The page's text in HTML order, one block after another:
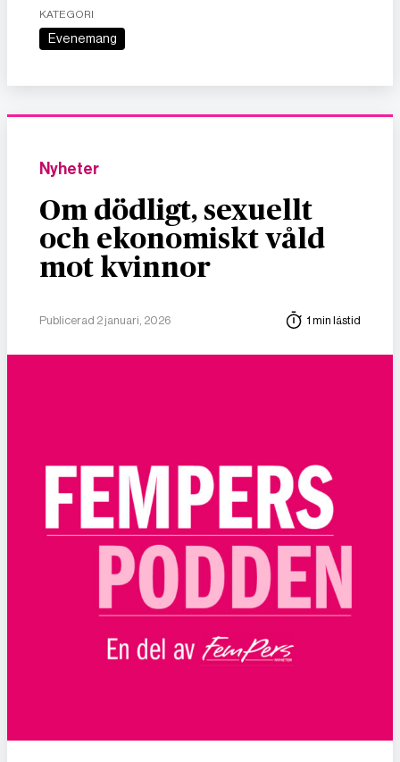
KATEGORI
Evenemang
Nyheter
Om dödligt, sexuellt
och ekonomiskt våld
mot kvinnor
Publicerad 2 januari, 2026 1 min lästid